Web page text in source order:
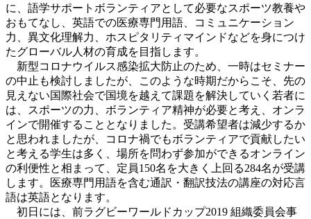
に、語学サポートボランティアとして必要なスポーツ教養や
おもてなし、英語での医療専門用語、コミュニケーション
力、異文化理解力、ホスピタリティマインドなどを身につけ
たグローバル人材の育成を目指します。
新型コロナウイルス感染拡大防止のため、一時はセミナー
の中止も検討しましたが、このような時期だからこそ、先の
見えない国際社会で国境を越えて課題を解決していく若者に
は、スポーツの力、ボランティア精神が必要と考え、オンラ
インで開催することとなりました。受講希望者は減少するか
と思われましたが、コロナ禍でもボランティアで貢献したい
と考える学生は多く、場所を問わず参加ができるオンライン
の利便性と相まって、定員150名を大きく上回る284名が受講
します。医療専門用語を含む通訳・翻訳技法の講座の対応言
語は英語となります。
初日には、前ラグビーワールドカップ2019 組織委員会事